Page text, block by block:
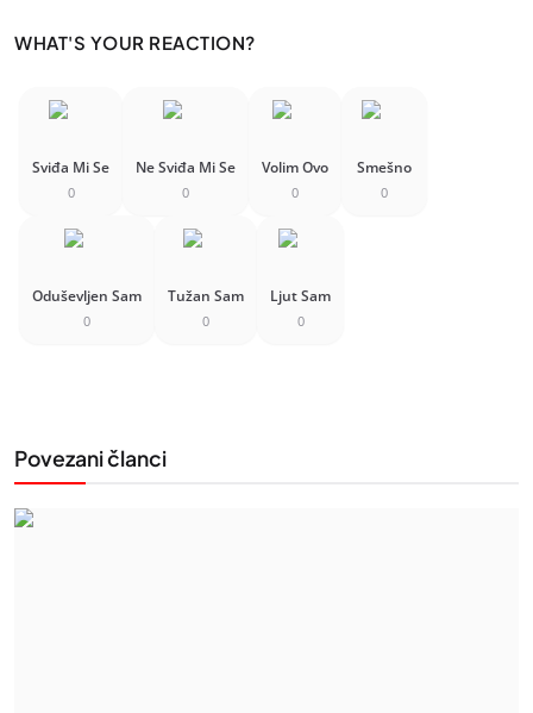
WHAT'S YOUR REACTION?
Sviđa Mi Se
0
Ne Sviđa Mi Se
0
Volim Ovo
0
Smešno
0
Oduševljen Sam
0
Tužan Sam
0
Ljut Sam
0
Povezani članci